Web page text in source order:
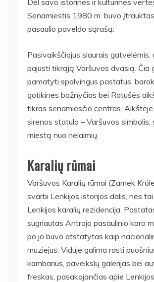
Senamiestis 1980 m. buvo
pasaulio paveldo sąrašą.
Pasivaikščiojus siaurais gatvelėmis,
pajusti tikrąją Varšuvos dvasią. Čia
pamatyti spalvingus pastatus,
gotikines bažnyčias bei Rotušės
tikras senamiesčio centras.
sirenos statula – Varšuvos simbolis,
miestą nuo nelaimių.
Karalių rūmai
Varšuvos Karalių rūmai (Zamek
svarbi Lenkijos istorijos dalis, nes
Lenkijos karalių rezidencija.
sugriautas Antrojo pasaulinio karo
po jo buvo atstatytas kaip
muziejus. Viduje galima rasti
kambarius, paveikslų galerijas bei
freskas, pasakojančias apie